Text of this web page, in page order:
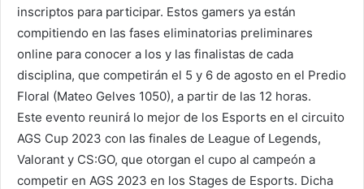
inscriptos para participar. Estos gamers ya están
compitiendo en las fases eliminatorias preliminares
online para conocer a los y las finalistas de cada
disciplina, que competirán el 5 y 6 de agosto en el Predio
Floral (Mateo Gelves 1050), a partir de las 12 horas.
Este evento reunirá lo mejor de los Esports en el circuito
AGS Cup 2023 con las finales de League of Legends,
Valorant y CS:GO, que otorgan el cupo al campeón a
competir en AGS 2023 en los Stages de Esports. Dicha